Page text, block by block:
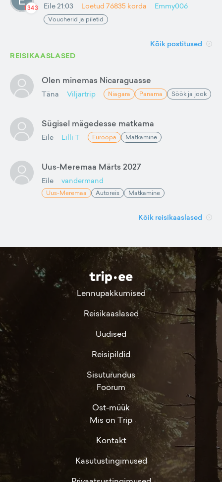
1343 Eile 21:03 Loetud 76835 korda Emmy006
Voucherid ja piletid
Kõik postitused
REISIKAASLASED
Olen minemas Nicaraguasse
Täna Viljartrip Niagara Panama Söök ja jook
Sügisel mägedesse matkama
Eile Lilli T Euroopa Matkamine
Uus-Meremaa Märts 2027
Eile vandermand
Uus-Meremaa Autoreis Matkamine
Kõik reisikaaslased
Lennupakkumised
Reisikaaslased
Uudised
Reisipildid
Sisuturundus
Foorum
Ost-müük
Mis on Trip
Kontakt
Kasutustingimused